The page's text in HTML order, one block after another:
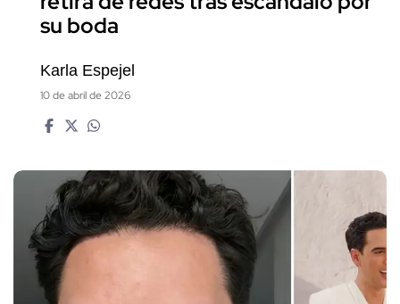
su boda
Karla Espejel
10 de abril de 2026